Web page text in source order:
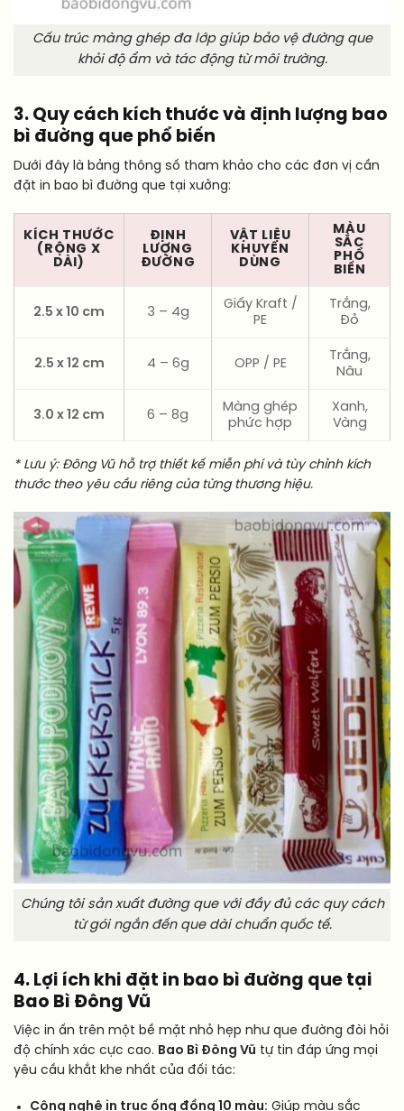
Cấu trúc màng ghép đa lớp giúp bảo vệ đường que
khỏi độ ẩm và tác động từ môi trường.
3. Quy cách kích thước và định lượng bao
bì đường que phổ biến
Dưới đây là bảng thông số tham khảo cho các đơn vị cần
đặt in bao bì đường que tại xưởng:
KÍCH THƯỚC
(RỘNG X
DÀI)
ĐỊNH
LƯỢNG
ĐƯỜNG
VẬT LIỆU
KHUYÊN
DÙNG
MÀU
SẮC
PHỔ
BIẾN
2.5 x 10 cm 3 – 4g
Giấy Kraft /
PE
Trắng,
Đỏ
2.5 x 12 cm 4 – 6g OPP / PE
Trắng,
Nâu
3.0 x 12 cm 6 – 8g
Màng ghép
phức hợp
Xanh,
Vàng
* Lưu ý: Đông Vũ hỗ trợ thiết kế miễn phí và tùy chỉnh kích
thước theo yêu cầu riêng của từng thương hiệu.
Chúng tôi sản xuất đường que với đầy đủ các quy cách
từ gói ngắn đến que dài chuẩn quốc tế.
4. Lợi ích khi đặt in bao bì đường que tại
Bao Bì Đông Vũ
Việc in ấn trên một bề mặt nhỏ hẹp như que đường đòi hỏi
độ chính xác cực cao. Bao Bì Đông Vũ tự tin đáp ứng mọi
yêu cầu khắt khe nhất của đối tác:
Công nghệ in trục ống đồng 10 màu: Giúp màu sắc